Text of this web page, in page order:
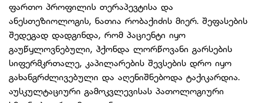
ფართო პროფილის თერაპევტისა და
ანესთეზიოლოგის, ნათია რობაქიძის მიერ. შეფასების
შედეგად დადგინდა, რომ პაციენტი იყო
გაუწყლოვნებული, ჰქონდა ლორწოვანი გარსების
სიფერმკრთალე, კაპილარების შევსების დრო იყო
გახანგრძლივებული და აღენიშნებოდა ტაქიკარდია.
აუსკულტაციური გამოკვლევისას პათოლოგიური